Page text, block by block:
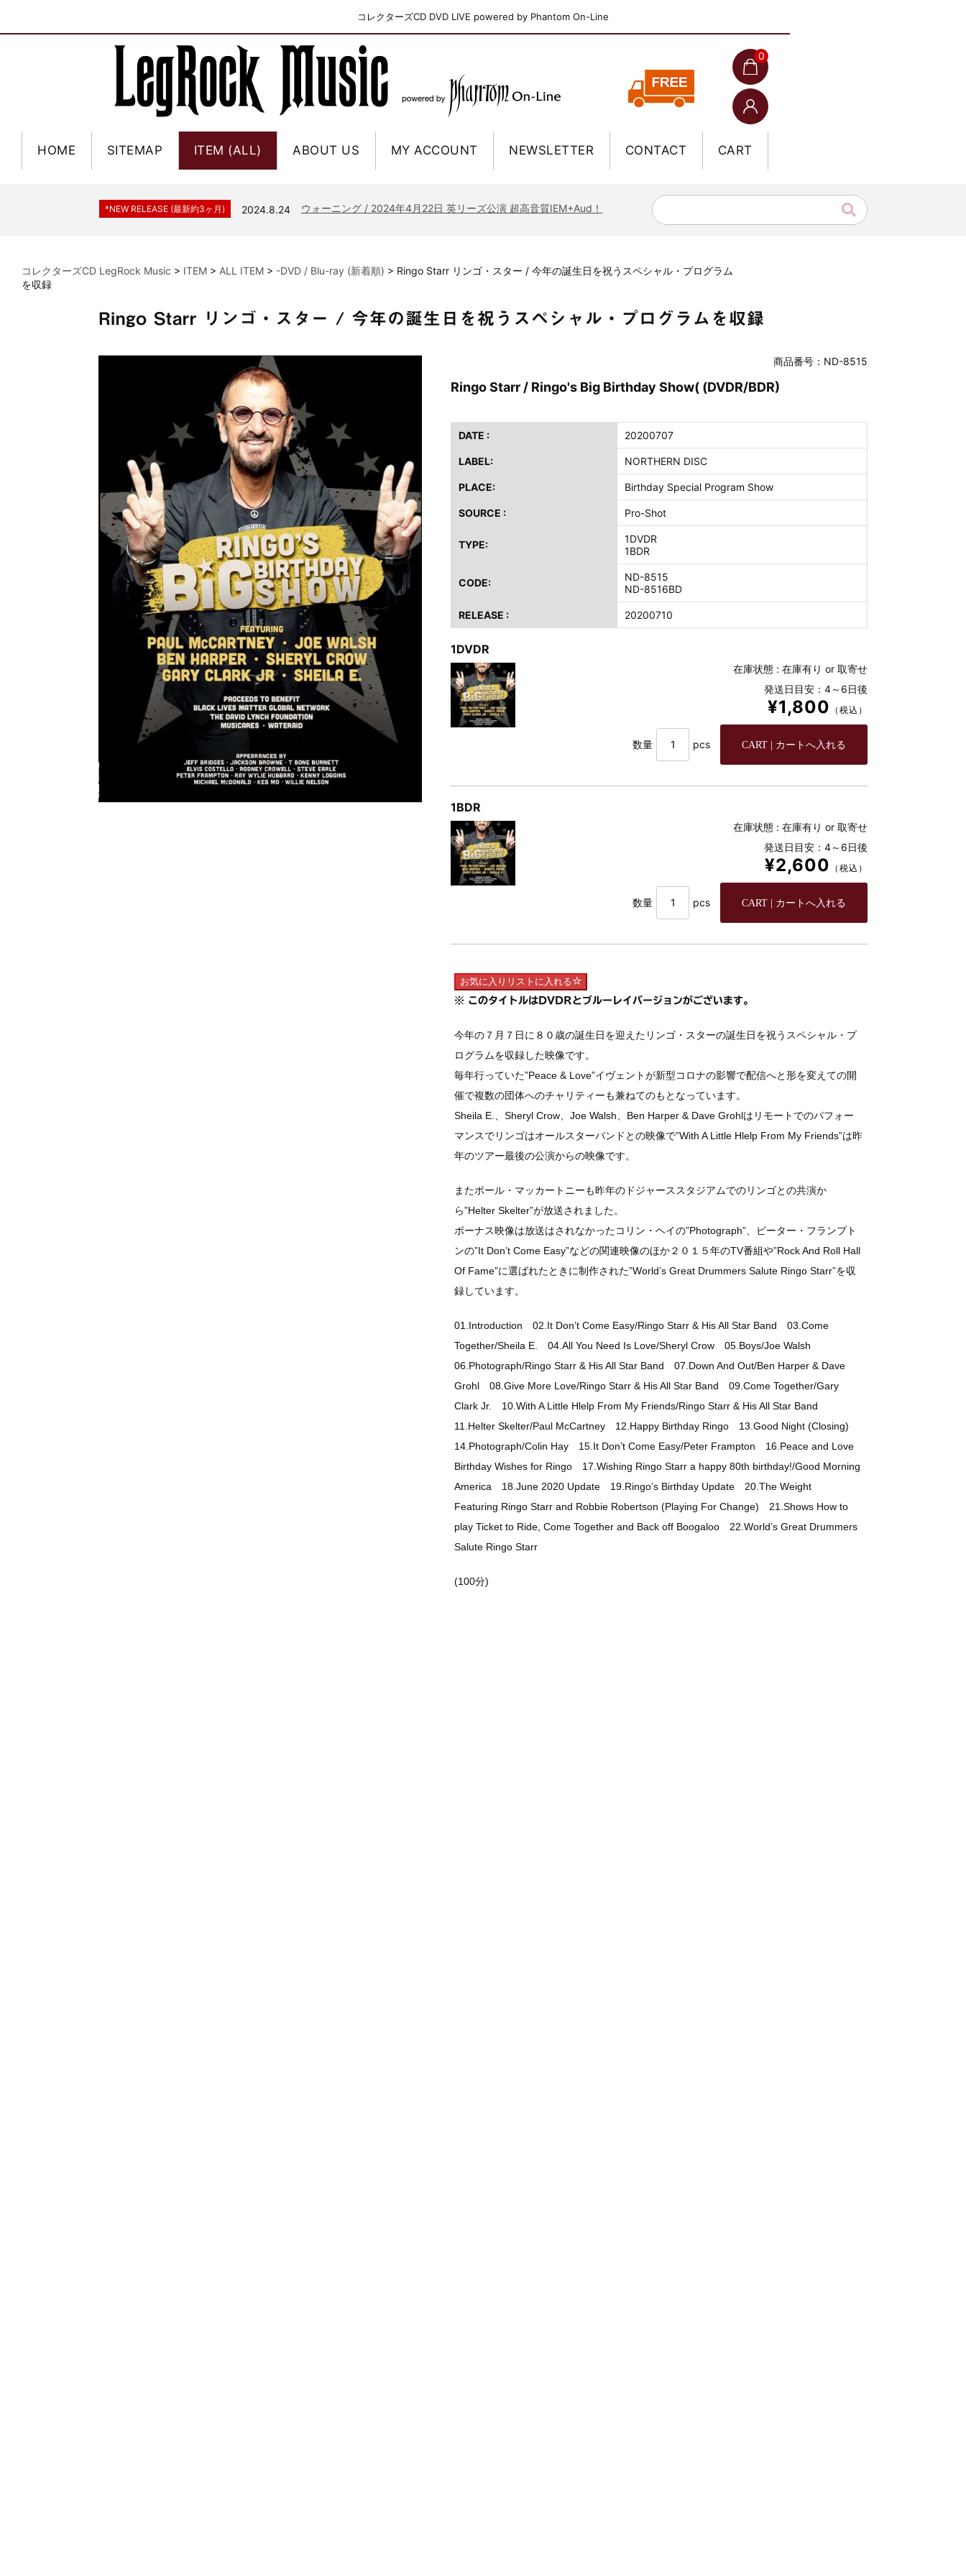
コレクターズCD DVD LIVE powered by Phantom On-Line
0
HOME SITEMAP ITEM (ALL) ABOUT US MY ACCOUNT NEWSLETTER CONTACT CART
*NEW RELEASE (最新約3ヶ月) 2024.6.9 ジャーニー / 1979年5月8+9日 コロラド州 2公演 SBD 完全収録！
*NEW RELEASE (最新約3ヶ月) 2024.8.24 ウォーニング / 2024年4月22日 英リーズ公演 超高音質IEM+Aud！
スコーピオンズ / 2024年6月15日 リスボン公演 FHD 完全収録！
*NEW RELEASE (最新約3ヶ月) 2024.6.9 リアム・ギャラガー / 2024年6月1日 英国シェフィールド公演 完全収録！
*NEW RELEASE (最新約3ヶ月) 2024.6.9 ユーライア・ヒープ / 2023年8月3日 ドイツ W.O.A. 公演 FHD 完全収録！
2024.6.9
*NEW RELEASE (最新約3ヶ月) 2024.11.9 NGHFB / 2024年7月28日 フジロック’24公演 超高音質AI-SBD！
*NEW RELEASE (最新約3ヶ月) 2024.8.24 ウォーニング / 2024年4月22日 英リーズ公演 超高音質IEM+Aud！
*NEW RELEASE (最新約3ヶ月) 2024.6.24 ビリー・ジョエル / 2024年3月24日 100Aniv. 米M.S.G公演 完全収録！
*NEW RELEASE (最新約3ヶ月)
2024.6.24
リアム・ギャラガー / 2024年6月3日 カーディフ公演 IEM/AUD 完全収録！
*NEW RELEASE (最新約3ヶ月) 2024.6.24 スコーピオンズ / 2024年6月15日 リスボン公演 FHD 完全収録！
*NEW RELEASE (最新約3ヶ月) 2024.6.20 マネスキン / 2024年6月9日 ドイツ ROCK AM RING 公演 FHD 完全収録！
*NEW RELEASE (最新約3ヶ月) 2024.6.9 リアム・ギャラガー / 2024年6月1日 英国シェフィールド公演 完全収録！
*NEW RELEASE (最新約3ヶ月) 2024.6.9 メガデス / 2023年8月4日 ドイツ W.O.A. 公演 FHD 完全収録！
*NEW RELEASE (最新約3ヶ月) 2024.6.9 ユーライア・ヒープ / 2023年8月3日 ドイツ W.O.A. 公演 FHD 完全収録！
*NEW RELEASE (最新約3ヶ月) 2024.6.9 ジャーニー / 1979年5月8+9日 コロラド州 2公演 SBD 完全収録！
コレクターズCD LegRock Music > ITEM > ALL ITEM > -DVD / Blu-ray (新着順) > Ringo Starr リンゴ・スター / 今年の誕生日を祝うスペシャル・プログラム
を収録
Ringo Starr リンゴ・スター / 今年の誕生日を祝うスペシャル・プログラムを収録
商品番号：ND-8515
Ringo Starr / Ringo's Big Birthday Show( (DVDR/BDR)
DATE : 20200707
LABEL: NORTHERN DISC
PLACE: Birthday Special Program Show
SOURCE : Pro-Shot
TYPE:
1DVDR
1BDR
CODE:
ND-8515
ND-8516BD
RELEASE : 20200710
1DVDR
在庫状態 : 在庫有り or 取寄せ
発送日目安：4～6日後
¥1,800 （税込）
数量 pcs
1BDR
在庫状態 : 在庫有り or 取寄せ
発送日目安：4～6日後
¥2,600 （税込）
数量 pcs
お気に入りリストに入れる
※ このタイトルはDVDRとブルーレイバージョンがございます。
今年の７月７日に８０歳の誕生日を迎えたリンゴ・スターの誕生日を祝うスペシャル・プ
ログラムを収録した映像です。
毎年行っていた”Peace & Love”イヴェントが新型コロナの影響で配信へと形を変えての開
催で複数の団体へのチャリティーも兼ねてのもとなっています。
Sheila E.、Sheryl Crow、Joe Walsh、Ben Harper & Dave Grohlはリモートでのパフォー
マンスでリンゴはオールスターバンドとの映像で”With A Little Hlelp From My Friends”は昨
年のツアー最後の公演からの映像です。
またポール・マッカートニーも昨年のドジャーススタジアムでのリンゴとの共演か
ら”Helter Skelter”が放送されました。
ボーナス映像は放送はされなかったコリン・ヘイの”Photograph”、ピーター・フランプト
ンの”It Don’t Come Easy”などの関連映像のほか２０１５年のTV番組や”Rock And Roll Hall
Of Fame”に選ばれたときに制作された”World’s Great Drummers Salute Ringo Starr”を収
録しています。
01.Introduction 02.It Don’t Come Easy/Ringo Starr & His All Star Band 03.Come
Together/Sheila E. 04.All You Need Is Love/Sheryl Crow05.Boys/Joe Walsh
06.Photograph/Ringo Starr & His All Star Band 07.Down And Out/Ben Harper & Dave
Grohl08.Give More Love/Ringo Starr & His All Star Band 09.Come Together/Gary
Clark Jr. 10.With A Little Hlelp From My Friends/Ringo Starr & His All Star Band
11.Helter Skelter/Paul McCartney 12.Happy Birthday Ringo 13.Good Night (Closing)
14.Photograph/Colin Hay 15.It Don’t Come Easy/Peter Frampton 16.Peace and Love
Birthday Wishes for Ringo 17.Wishing Ringo Starr a happy 80th birthday!/Good Morning
America 18.June 2020 Update 19.Ringo’s Birthday Update 20.The Weight
Featuring Ringo Starr and Robbie Robertson (Playing For Change) 21.Shows How to
play Ticket to Ride, Come Together and Back off Boogaloo 22.World’s Great Drummers
Salute Ringo Starr
(100分)